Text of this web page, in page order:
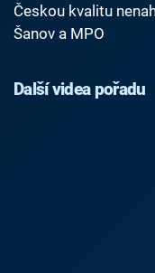
Českou kvalitu
Šanov a MPO
Další videa pořadu